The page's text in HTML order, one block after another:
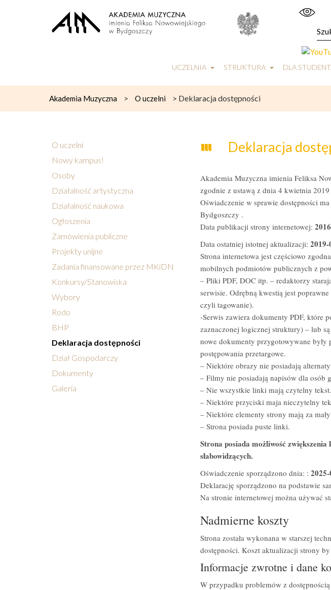
UCZELNIA STRUKTURA DLA
Akademia Muzyczna > O uczelni > Deklaracja dostępności
O uczelni
Nowy kampus!
Osoby
Działalność artystyczna
Działalność naukowa
Ogłoszenia
Zamówienia publiczne
Projekty unijne
Zadania finansowane przez MKiDN
Konkursy/Stanowiska
Wybory
Rodo
BHP
Deklaracja dostępności
Dział Gospodarczy
Dokumenty
Galeria
Deklaracja
Akademia Muzyczna imienia Feliksa
zgodnie z ustawą z dnia 4 kwietnia
Oświadczenie w sprawie dostępności
Bydgoszczy .
Data publikacji strony internetowej:
Data ostatniej istotnej aktualizacji: 2019-
Strona internetowa jest częściowo
mobilnych podmiotów publicznych z
– Pliki PDF, DOC itp. – redaktorzy
serwisie. Odrębną kwestią jest
czyli tagowanie).
-Serwis zawiera dokumenty PDF, które
zaznaczonej logicznej struktury) – lub
nowe dokumenty przygotowywane
postępowania przetargowe.
– Niektóre obrazy nie posiadają
– Filmy nie posiadają napisów dla osób
– Nie wszystkie linki mają czytelny tekst.
– Niektóre przyciski maja nieczytelny
– Niektóre elementy strony mają za
– Strona posiada puste linki.
Strona posiada możliwość
słabowidzących.
Oświadczenie sporządzono dnia: :
Deklarację sporządzono na podstawie
Na stronie internetowej można używać
Nadmierne koszty
Strona została wykonana w starszej
dostępności. Koszt aktualizacji strony
Informacje zwrotne i dane
W przypadku problemów z